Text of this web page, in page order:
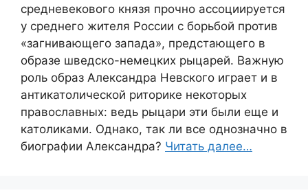
средневекового князя прочно ассоциируется
у среднего жителя России с борьбой против
«загнивающего запада», предстающего в
образе шведско-немецких рыцарей. Важную
роль образ Александра Невского играет и в
антикатолической риторике некоторых
православных: ведь рыцари эти были еще и
католиками. Однако, так ли все однозначно в
биографии Александра? Читать далее…